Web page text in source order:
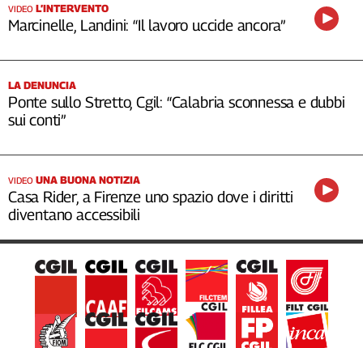
VIDEO L’INTERVENTO
Marcinelle, Landini: “Il lavoro uccide ancora”
LA DENUNCIA
Ponte sullo Stretto, Cgil: “Calabria sconnessa e dubbi
sui conti”
VIDEO UNA BUONA NOTIZIA
Casa Rider, a Firenze uno spazio dove i diritti
diventano accessibili